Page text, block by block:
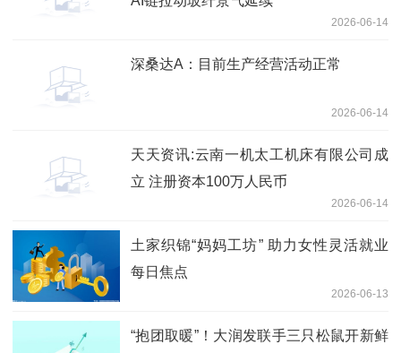
2026-06-14
深桑达A：目前生产经营活动正常
2026-06-14
天天资讯:云南一机太工机床有限公司成
立 注册资本100万人民币
2026-06-14
土家织锦“妈妈工坊” 助力女性灵活就业
每日焦点
2026-06-13
“抱团取暖”！大润发联手三只松鼠开新鲜